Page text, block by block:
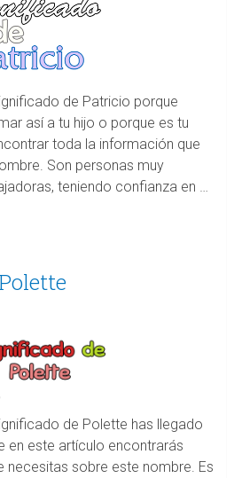
de Patricio porque
así a tu hijo o porque es tu
toda la información que
Son personas muy
teniendo confianza en …
de Polette has llegado
en este artículo encontrarás
necesitas sobre este nombre. Es